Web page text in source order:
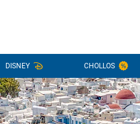
DISNEY CHOLLOS